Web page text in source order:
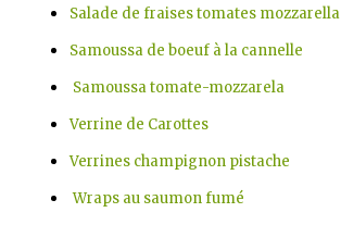
Salade de fraises tomates mozzarella
Samoussa de boeuf à la cannelle
Samoussa tomate-mozzarela
Verrine de Carottes
Verrines champignon pistache
Wraps au saumon fumé